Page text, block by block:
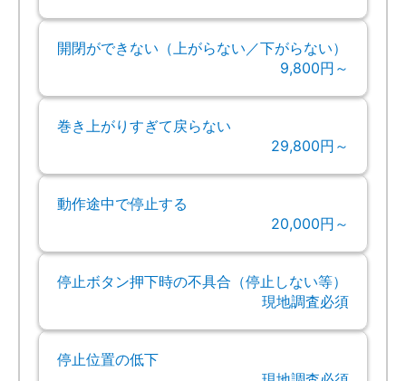
開閉ができない（上がらない／下がらない）
9,800円～
巻き上がりすぎて戻らない
29,800円～
動作途中で停止する
20,000円～
停止ボタン押下時の不具合（停止しない等）
現地調査必須
停止位置の低下